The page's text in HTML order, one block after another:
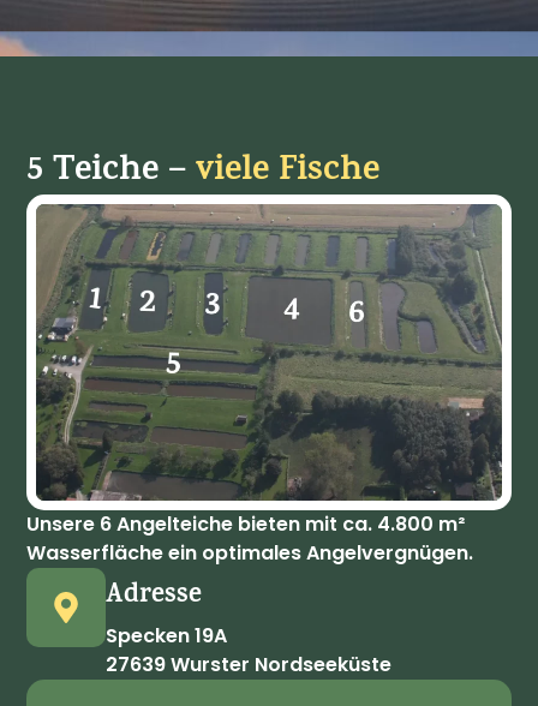
5 Teiche –viele Fische
Unsere 6 Angelteiche bieten mit ca. 4.800 m²
Wasserfläche ein optimales Angelvergnügen.
Adresse
Specken 19A
27639 Wurster Nordseeküste